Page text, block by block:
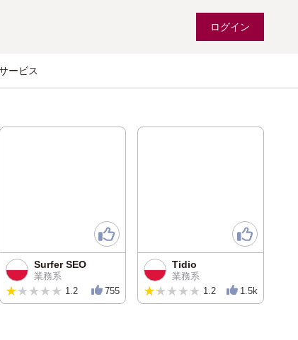
ログイン
ービス
Surfer SEO
業務系
★★★★★
★★★★★ 1.2 755
Tidio
業務系
★★★★★
★★★★★ 1.2 1.5k